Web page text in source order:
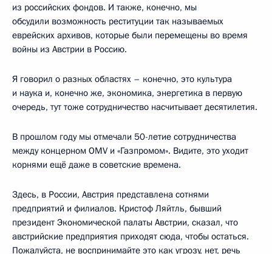
из российских фондов. И также, конечно, мы
обсудили возможность реституции так называемых
еврейских архивов, которые были перемещены во время
войны из Австрии в Россию.
Я говорил о разных областях – конечно, это культура
и наука и, конечно же, экономика, энергетика в первую
очередь, тут тоже сотрудничество насчитывает десятилетия.
В прошлом году мы отмечали 50-летие сотрудничества
между концерном OMV и «Газпромом». Видите, это уходит
корнями ещё даже в советские времена.
Здесь, в России, Австрия представлена сотнями
предприятий и филиалов. Кристоф Ляйтль, бывший
президент Экономической палаты Австрии, сказал, что
австрийские предприятия приходят сюда, чтобы остаться.
Пожалуйста, не воспринимайте это как угрозу, нет, речь